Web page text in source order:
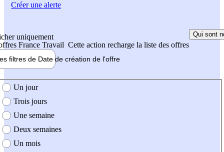
uniquement
France Travail Cette action recharge la liste des offres
Qui sont
filtres de Date de création de l'offre
création de l'offre
Un jour
Trois jours
Une semaine
Deux semaines
Un mois
Créer une alerte